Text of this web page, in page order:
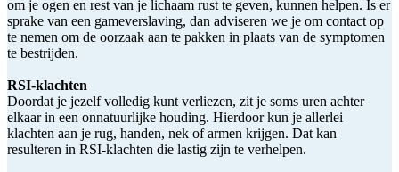
om je ogen en rest van je lichaam rust te geven, kunnen helpen. Is er
sprake van een gameverslaving, dan adviseren we je om contact op
te nemen om de oorzaak aan te pakken in plaats van de symptomen
te bestrijden.
RSI-klachten
Doordat je jezelf volledig kunt verliezen, zit je soms uren achter
elkaar in een onnatuurlijke houding. Hierdoor kun je allerlei
klachten aan je rug, handen, nek of armen krijgen. Dat kan
resulteren in RSI-klachten die lastig zijn te verhelpen.